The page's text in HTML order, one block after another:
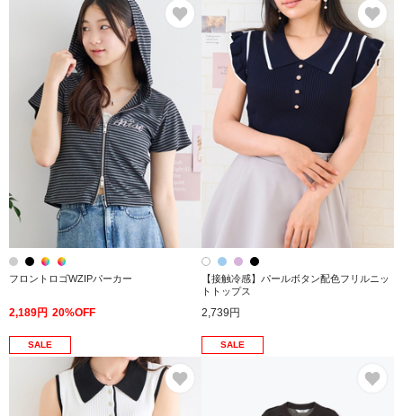
フロントロゴWZIPパーカー
2,189円 20%OFF
【接触冷感】パールボタン配色フリルニッ
トトップス
2,739円
SALE SALE